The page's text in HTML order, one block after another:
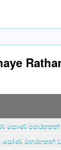
මහරහතන්
මහරහතන්